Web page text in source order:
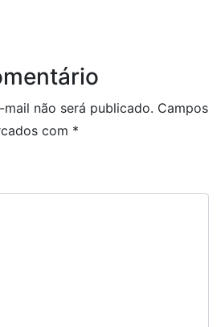
não será publicado. Campos
com *